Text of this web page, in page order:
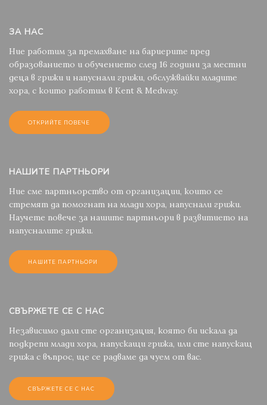
ЗА НАС
Ние работим за премахване на бариерите пред
образованието и обучението след 16 години за местни
деца в грижи и напуснали грижи, обслужвайки младите
хора, с които работим в Kent & Medway.
ОТКРИЙТЕ ПОВЕЧЕ
НАШИТЕ ПАРТНЬОРИ
Ние сме партньорство от организации, които се
стремят да помогнат на млади хора, напуснали грижи.
Научете повече за нашите партньори в развитието на
напусналите грижи.
НАШИТЕ ПАРТНЬОРИ
СВЪРЖЕТЕ СЕ С НАС
Независимо дали сте организация, която би искала да
подкрепи млади хора, напускащи грижа, или сте напускащ
грижа с въпрос, ще се радваме да чуем от вас.
СВЪРЖЕТЕ СЕ С НАС